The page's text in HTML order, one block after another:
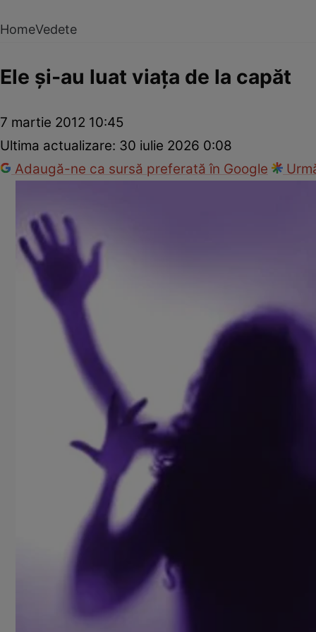
HomeVedete
Ele şi-au luat viaţa de la capăt
7 martie 2012 10:45
Ultima actualizare: 30 iulie 2026 0:08
Adaugă-ne ca sursă preferată în Google